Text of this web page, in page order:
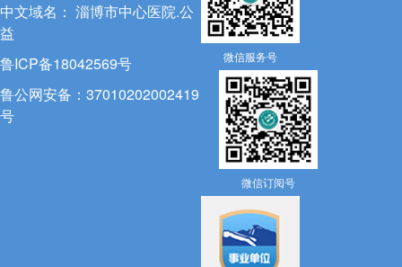
中文域名： 淄博市中心医院.公
益
鲁ICP备18042569号
鲁公网安备：37010202002419
号
微信服务号
微信订阅号